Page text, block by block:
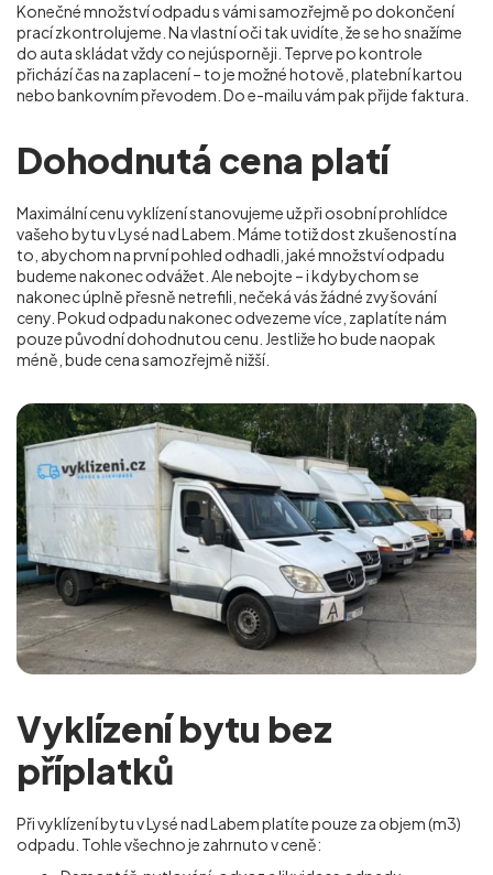
Konečné množství odpadu s vámi samozřejmě po dokončení
prací zkontrolujeme. Na vlastní oči tak uvidíte, že se ho snažíme
do auta skládat vždy co nejúsporněji. Teprve po kontrole
přichází čas na zaplacení – to je možné hotově, platební kartou
nebo bankovním převodem. Do e-mailu vám pak přijde faktura.
Dohodnutá cena platí
Maximální cenu vyklízení stanovujeme už při osobní prohlídce
vašeho bytu v Lysé nad Labem. Máme totiž dost zkušeností na
to, abychom na první pohled odhadli, jaké množství odpadu
budeme nakonec odvážet. Ale nebojte – i kdybychom se
nakonec úplně přesně netrefili, nečeká vás žádné zvyšování
ceny. Pokud odpadu nakonec odvezeme více, zaplatíte nám
pouze původní dohodnutou cenu. Jestliže ho bude naopak
méně, bude cena samozřejmě nižší.
Vyklízení bytu bez
příplatků
Při vyklízení bytu v Lysé nad Labem platíte pouze za objem (m3)
odpadu. Tohle všechno je zahrnuto v ceně: